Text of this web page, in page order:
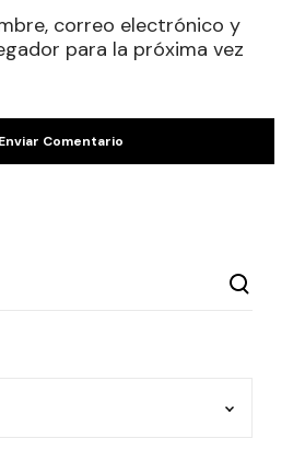
correo electrónico y
para la próxima vez